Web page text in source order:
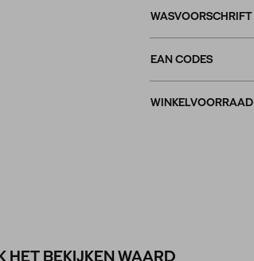
WASVOORSCHRIFT
EAN CODES
WINKELVOORRAAD
HET BEKIJKEN WAARD